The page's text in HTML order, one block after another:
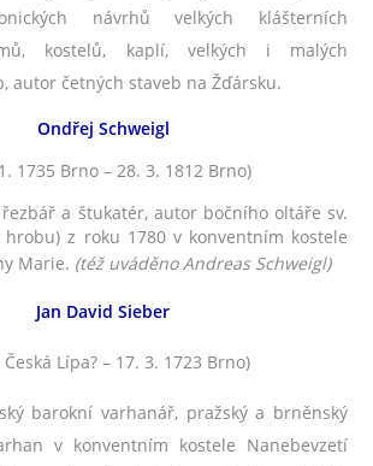
návrhů velkých klášterních
kostelů, kaplí, velkých i malých
autor četných staveb na Žďársku.
Ondřej Schweigl
1735 Brno – 28. 3. 1812 Brno)
a štukatér, autor bočního oltáře sv.
hrobu) z roku 1780 v konventním kostele
Marie. (též uváděno Andreas Schweigl)
Jan David Sieber
Česká Lípa? – 17. 3. 1723 Brno)
barokní varhanář, pražský a brněnský
v konventním kostele Nanebevzetí